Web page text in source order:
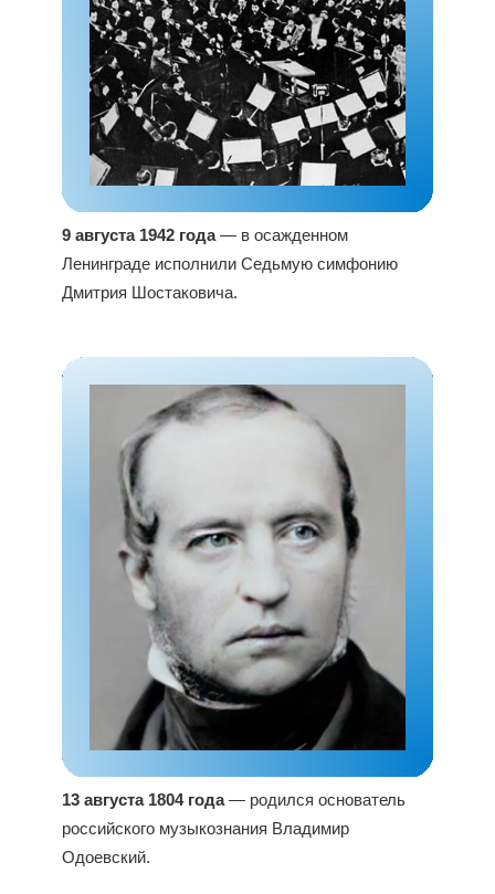
9 августа 1942 года— в осажденном
Ленинграде исполнили Седьмую симфонию
Дмитрия Шостаковича.
13 августа 1804 года— родился основатель
российского музыкознания Владимир
Одоевский.